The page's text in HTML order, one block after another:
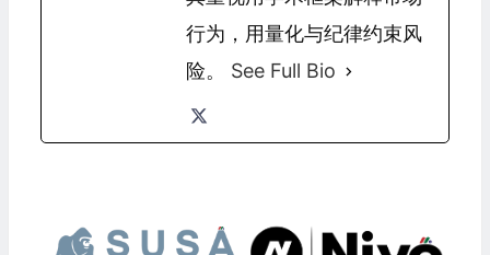
行为，用量化与纪律约束风
险。 See Full Bio